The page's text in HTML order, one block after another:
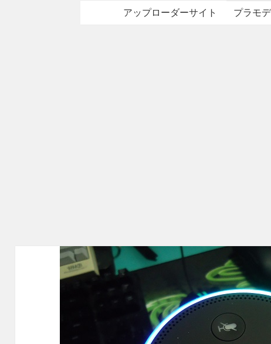
アップローダーサイト プラモ